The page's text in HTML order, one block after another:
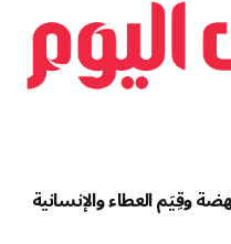
وقِيَم العطاء والإنسانية